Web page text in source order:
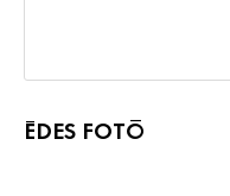
ÉDES FOTÓ